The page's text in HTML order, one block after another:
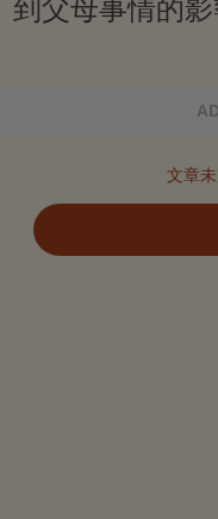
到父母事情的影
文章